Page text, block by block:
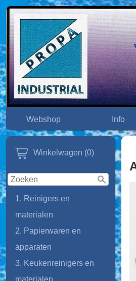
Webshop Info
Winkelwagen (0)
1. Reinigers en
materialen
2. Papierwaren en
apparaten
3. Keukenreinigers en
materialen